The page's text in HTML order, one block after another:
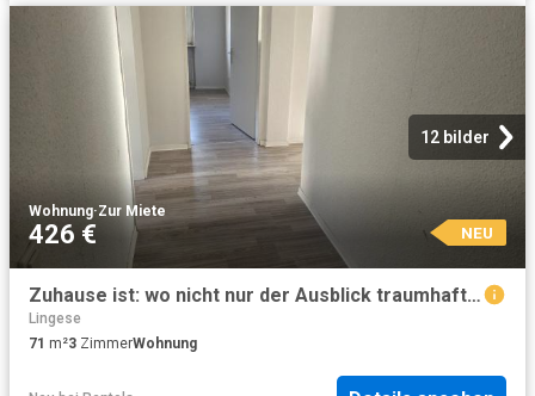
12 bilder
Wohnung·Zur Miete
426 € NEU
Zuhause ist: wo nicht nur der Ausblick traumhaft ist + 1.000€ Gutschein
Lingese
71 m²3 ZimmerWohnung